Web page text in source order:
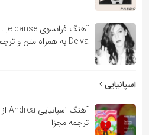
Delva به همراه متن و ترجمه مجزا
اسپانیایی
ترجمه مجزا